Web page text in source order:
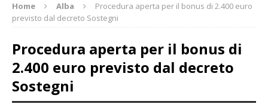
Home Alba
Procedura aperta per il bonus di 2.400 euro
previsto dal decreto Sostegni
Procedura aperta per il bonus di
2.400 euro previsto dal decreto
Sostegni